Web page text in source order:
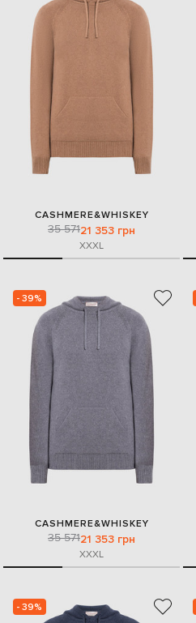
CASHMERE&WHISKEY
35 57121 353 грн
XXXL
- 39%
CASHMERE&WHISKEY
35 57121 353 грн
XXXL
- 39%